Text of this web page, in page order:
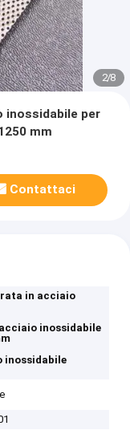
2/8
inossidabile per
mm
Contattaci
in acciaio
inossidabile
inossidabile